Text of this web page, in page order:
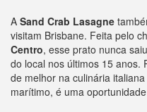
A Sand Crab Lasagne
visitam Brisbane. Feita pelo
Centro, esse prato nunca
do local nos últimos 15 anos.
de melhor na culinária
marítimo, é uma